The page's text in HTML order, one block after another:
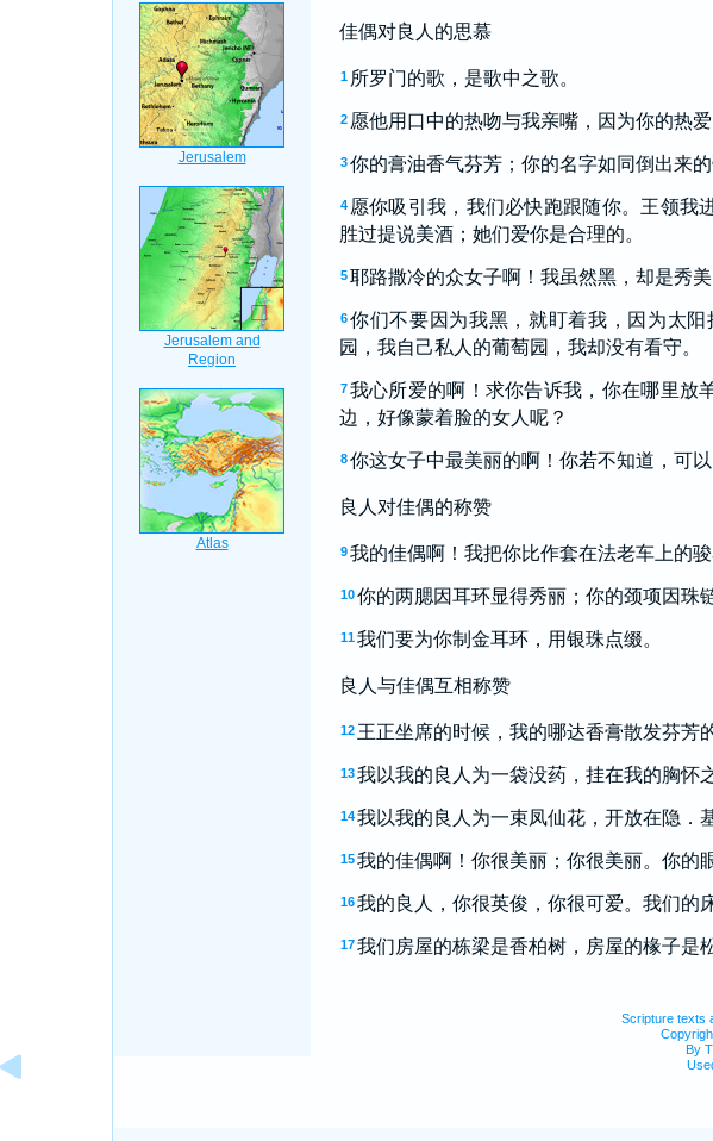
佳偶对良人的思慕
1 所罗门的歌，是歌中之歌。
2 愿他用口中的热吻与我亲嘴，因为你的热爱
3 你的膏油香气芬芳；你的名字如同倒出来
4 愿你吸引我，我们必快跑跟随你。王领我
胜过提说美酒；她们爱你是合理的。
5 耶路撒冷的众女子啊！我虽然黑，却是秀
6 你们不要因为我黑，就盯着我，因为太
园，我自己私人的葡萄园，我却没有看守。
7 我心所爱的啊！求你告诉我，你在哪里放
边，好像蒙着脸的女人呢？
8 你这女子中最美丽的啊！你若不知道，可
良人对佳偶的称赞
9 我的佳偶啊！我把你比作套在法老车上的骏
10 你的两腮因耳环显得秀丽；你的颈项因珠
11 我们要为你制金耳环，用银珠点缀。
良人与佳偶互相称赞
12 王正坐席的时候，我的哪达香膏散发芬芳
13 我以我的良人为一袋没药，挂在我的胸怀
14 我以我的良人为一束凤仙花，开放在隐．
15 我的佳偶啊！你很美丽；你很美丽。你的
16 我的良人，你很英俊，你很可爱。我们的
17 我们房屋的栋梁是香柏树，房屋的椽子是
Scripture texts
By